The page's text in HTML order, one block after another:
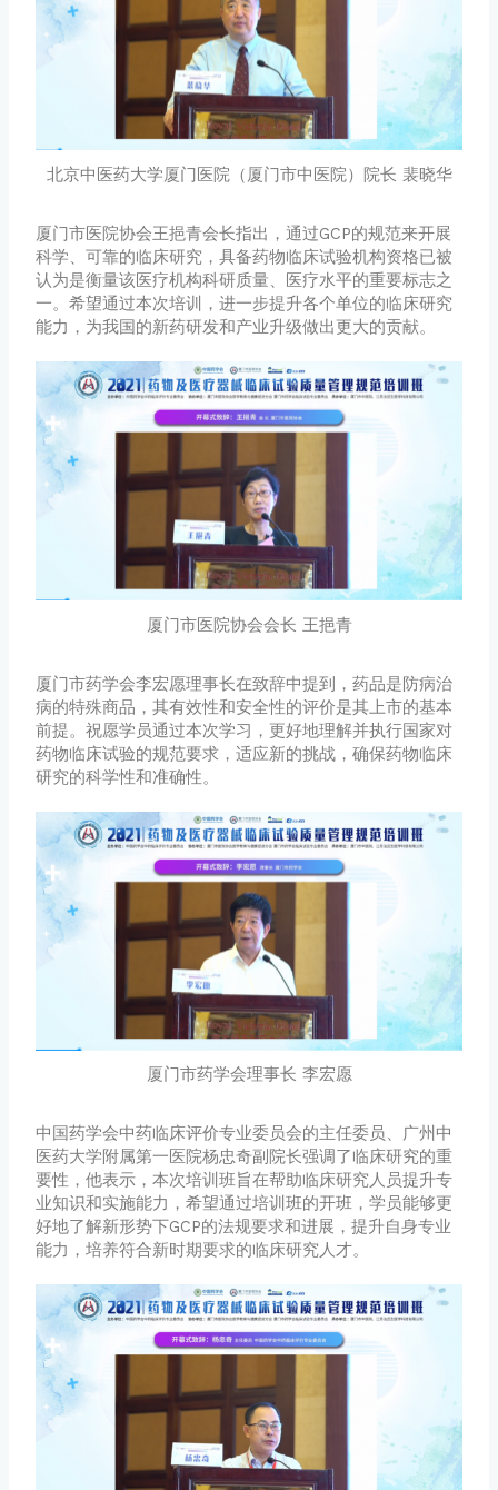
北京中医药大学厦门医院（厦门市中医院）院长 裴晓华
厦门市医院协会王挹青会长指出，通过GCP的规范来开展
科学、可靠的临床研究，具备药物临床试验机构资格已被
认为是衡量该医疗机构科研质量、医疗水平的重要标志之
一。希望通过本次培训，进一步提升各个单位的临床研究
能力，为我国的新药研发和产业升级做出更大的贡献。
厦门市医院协会会长 王挹青
厦门市药学会李宏愿理事长在致辞中提到，药品是防病治
病的特殊商品，其有效性和安全性的评价是其上市的基本
前提。祝愿学员通过本次学习，更好地理解并执行国家对
药物临床试验的规范要求，适应新的挑战，确保药物临床
研究的科学性和准确性。
厦门市药学会理事长 李宏愿
中国药学会中药临床评价专业委员会的主任委员、广州中
医药大学附属第一医院杨忠奇副院长强调了临床研究的重
要性，他表示，本次培训班旨在帮助临床研究人员提升专
业知识和实施能力，希望通过培训班的开班，学员能够更
好地了解新形势下GCP的法规要求和进展，提升自身专业
能力，培养符合新时期要求的临床研究人才。